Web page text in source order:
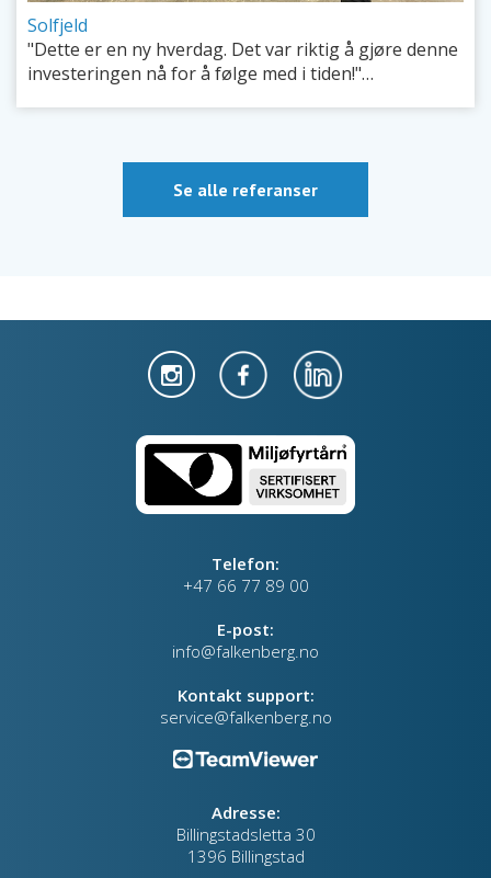
Solfjeld
"Dette er en ny hverdag. Det var riktig å gjøre denne
investeringen nå for å følge med i tiden!"…
Se alle referanser
Telefon:
+47 66 77 89 00
E-post:
info@falkenberg.no
Kontakt support:
service@falkenberg.no
Adresse:
Billingstadsletta 30
1396 Billingstad